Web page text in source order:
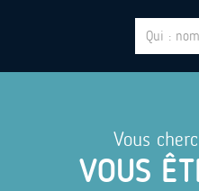
Vous
VOUS